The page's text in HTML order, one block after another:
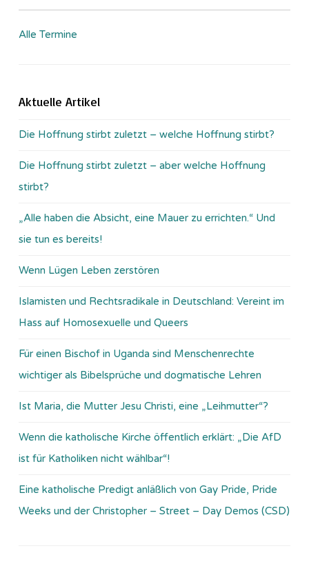
Alle Termine
Aktuelle Artikel
Die Hoffnung stirbt zuletzt – welche Hoffnung stirbt?
Die Hoffnung stirbt zuletzt – aber welche Hoffnung
stirbt?
„Alle haben die Absicht, eine Mauer zu errichten.“ Und
sie tun es bereits!
Wenn Lügen Leben zerstören
Islamisten und Rechtsradikale in Deutschland: Vereint im
Hass auf Homosexuelle und Queers
Für einen Bischof in Uganda sind Menschenrechte
wichtiger als Bibelsprüche und dogmatische Lehren
Ist Maria, die Mutter Jesu Christi, eine „Leihmutter“?
Wenn die katholische Kirche öffentlich erklärt: „Die AfD
ist für Katholiken nicht wählbar“!
Eine katholische Predigt anläßlich von Gay Pride, Pride
Weeks und der Christopher – Street – Day Demos (CSD)